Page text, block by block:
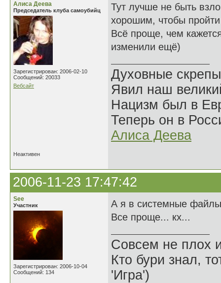
Алиса Деева
Председатель клуба самоубийц
Зарегистрирован: 2006-02-10
Сообщений: 20033
Вебсайт
Тут лучше не быть
хорошим, чтобы
Всё проще, чем
изменили ещё)
Духовные
Явил наш
Нацизм был в
Теперь он в
Алиса Деева
Неактивен
2006-11-23 17:47:42
See
Участник
Зарегистрирован: 2006-10-04
Сообщений: 134
А я в системные
Все проще... кх...
Совсем не плох
Кто бури знал,
'Игра')